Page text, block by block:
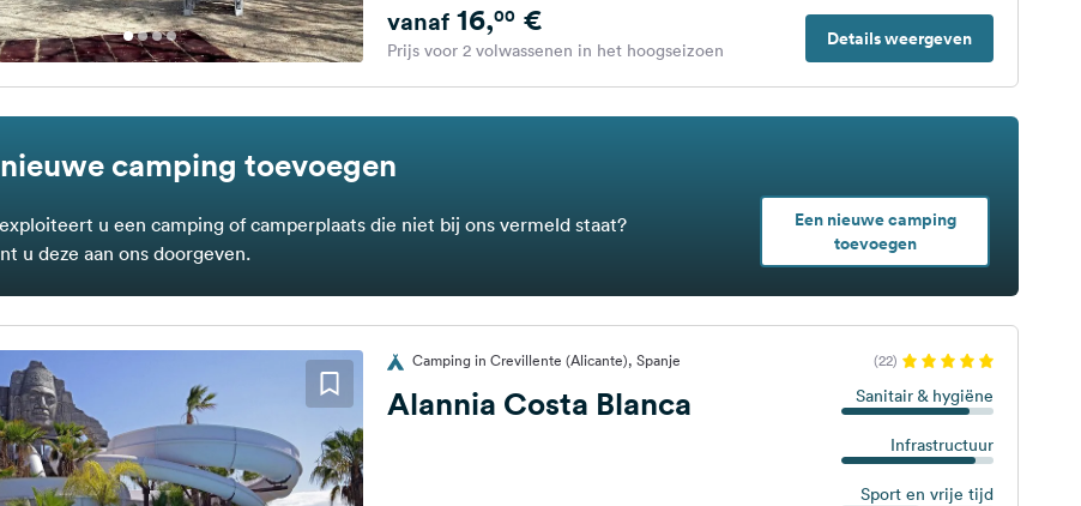
Details weergeven
vanaf16,00€
Prijs voor 2 volwassenen in het hoogseizoen
camping toevoegen
u een camping of camperplaats die niet bij ons vermeld staat?
u deze aan ons doorgeven.
Een nieuwe camping
toevoegen
Camping in Crevillente (Alicante), Spanje (22)
Alannia Costa Blanca Sanitair & hygiëne
Infrastructuur
Sport en vrije tijd